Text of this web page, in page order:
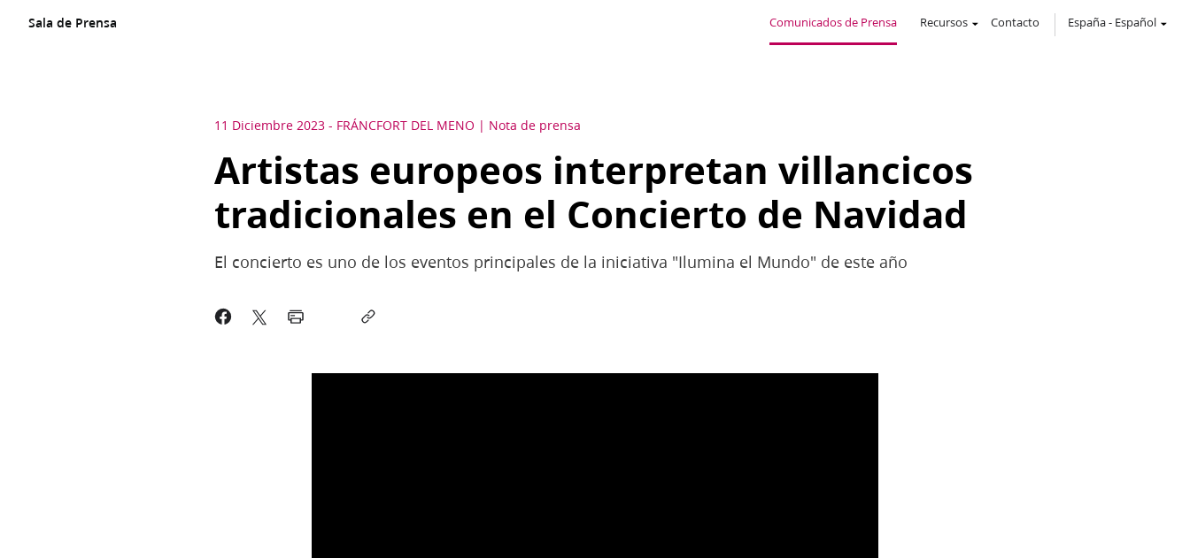
Sala de Prensa Comunicados de Prensa Recursos Contacto España- Español
11 Diciembre 2023 - FRÁNCFORT DEL MENO Nota de prensa
Artistas europeos interpretan villancicos
tradicionales en el Concierto de Navidad
El concierto es uno de los eventos principales de la iniciativa "Ilumina el Mundo" de este año